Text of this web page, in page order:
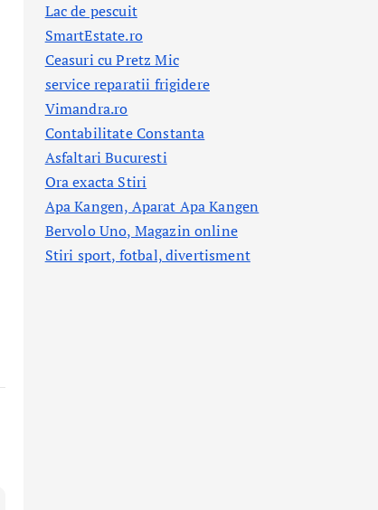
Lac de pescuit
SmartEstate.ro
Ceasuri cu Pretz Mic
service reparatii frigidere
Vimandra.ro
Contabilitate Constanta
Asfaltari Bucuresti
Ora exacta Stiri
Apa Kangen, Aparat Apa Kangen
Bervolo Uno, Magazin online
Stiri sport, fotbal,divertisment